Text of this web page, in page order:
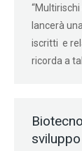
“Multirischi
lancerà
iscritti e
ricorda a